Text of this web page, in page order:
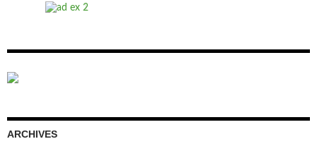
ARCHIVES